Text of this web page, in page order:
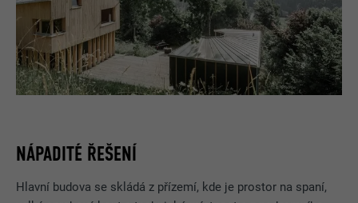
NÁPADITÉ ŘEŠENÍ
Hlavní budova se skládá z přízemí, kde je prostor na spaní,